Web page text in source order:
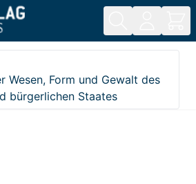
Wesen, Form und Gewalt des
bürgerlichen Staates